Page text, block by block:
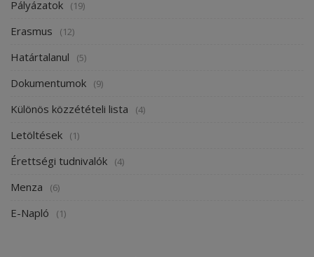
Pályázatok (19)
Erasmus (12)
Határtalanul (5)
Dokumentumok (9)
Különös közzétételi lista (4)
Letöltések (1)
Érettségi tudnivalók (4)
Menza (6)
E-Napló (1)